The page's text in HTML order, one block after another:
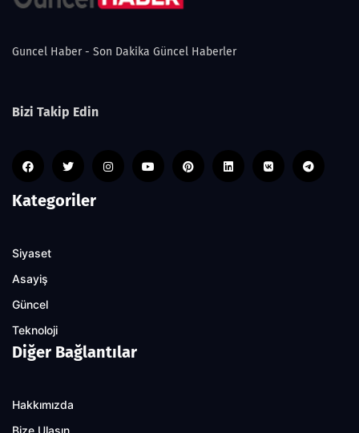
Guncel Haber - Son Dakika Güncel Haberler
Bizi Takip Edin
Kategoriler
Siyaset
Asayiş
Güncel
Teknoloji
Diğer Bağlantılar
Hakkımızda
Bize Ulaşın